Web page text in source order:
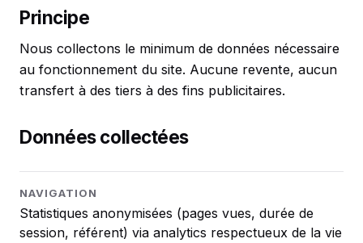
Principe
Nous collectons le minimum de données nécessaire
au fonctionnement du site. Aucune revente, aucun
transfert à des tiers à des fins publicitaires.
Données collectées
NAVIGATION
Statistiques anonymisées (pages vues, durée de
session, référent) via analytics respectueux de la vie